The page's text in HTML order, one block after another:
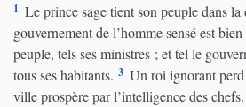
1 Le prince sage tient son peuple dans
gouvernement de l’homme sensé est
peuple, tels ses ministres ; et tel le
tous ses habitants. 3 Un roi ignorant
ville prospère par l’intelligence des chefs.